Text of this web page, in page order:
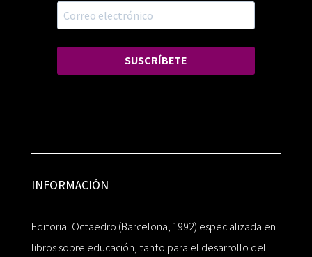
SUSCRÍBETE
INFORMACIÓN
Editorial Octaedro (Barcelona, 1992) especializada en
libros sobre educación, tanto para el desarrollo del